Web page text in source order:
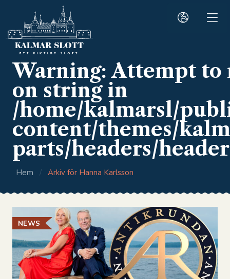
Warning: Attempt to
on string in
/home/kalmarsl/
content/themes/
parts/headers/
Hem / Arkiv för Hanna Karlsson
NEWS